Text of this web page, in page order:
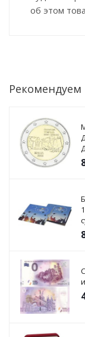
об этом
Рекомендуем